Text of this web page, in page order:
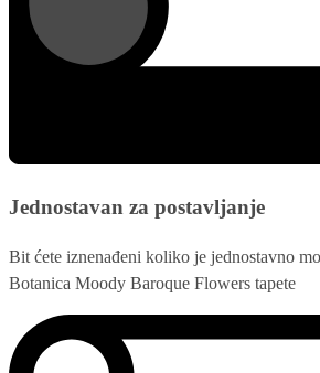
Jednostavan za postavljanje
Bit ćete iznenađeni koliko je jednostavno
Botanica Moody Baroque Flowers tapete